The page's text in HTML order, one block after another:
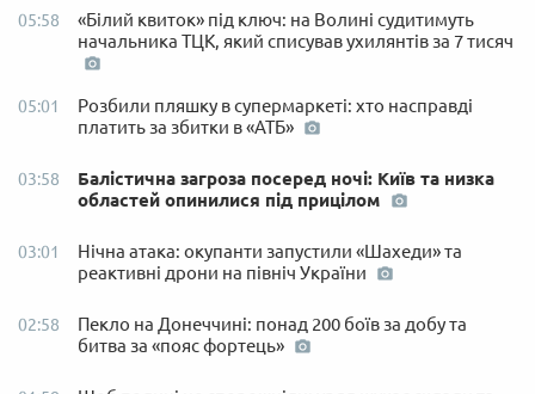
05:58
«Білий квиток» під ключ: на Волині судитимуть
начальника ТЦК, який списував ухилянтів за 7 тисяч
05:01
Розбили пляшку в супермаркеті: хто насправді
платить за збитки в «АТБ»
03:58
Балістична загроза посеред ночі: Київ та низка
областей опинилися під прицілом
03:01
Нічна атака: окупанти запустили «Шахеди» та
реактивні дрони на північ України
02:58
Пекло на Донеччині: понад 200 боїв за добу та
битва за «пояс фортець»